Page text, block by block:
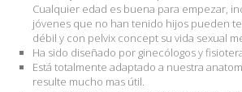
Cualquier edad es buena para empezar,
jóvenes que no han tenido hijos pueden
débil y con pelvix concept su vida sexual
Ha sido diseñado por ginecólogos y
Está totalmente adaptado a nuestra
resulte mucho mas útil.